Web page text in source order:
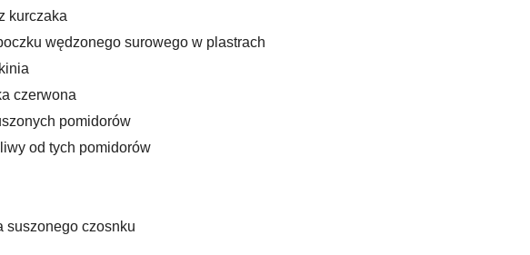
kurczaka
wędzonego surowego w plastrach
czerwona
pomidorów
od tych pomidorów
suszonego czosnku